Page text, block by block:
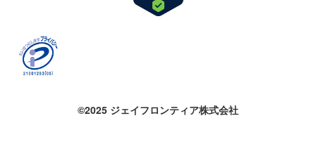
©2025 ジェイフロンティア株式会社